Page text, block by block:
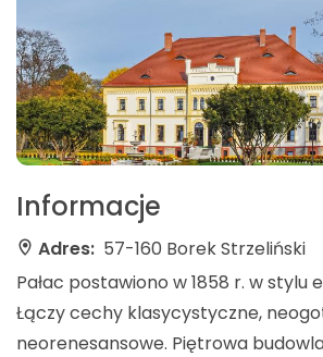
Informacje
Adres: 57-160 Borek Strzeliński
Pałac postawiono w 1858 r. w stylu
Łączy cechy klasycystyczne,
neorenesansowe. Piętrowa